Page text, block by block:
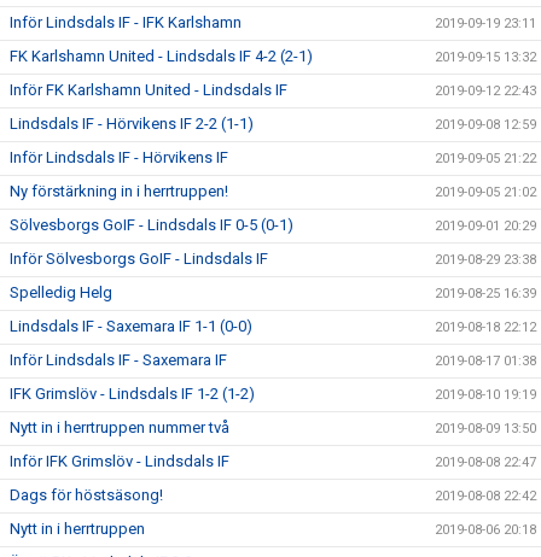
Inför Lindsdals IF - IFK Karlshamn 2019-09-19 23:11
FK Karlshamn United - Lindsdals IF 4-2 (2-1) 2019-09-15 13:32
Inför FK Karlshamn United - Lindsdals IF 2019-09-12 22:43
Lindsdals IF - Hörvikens IF 2-2 (1-1) 2019-09-08 12:59
Inför Lindsdals IF - Hörvikens IF 2019-09-05 21:22
Ny förstärkning in i herrtruppen! 2019-09-05 21:02
Sölvesborgs GoIF - Lindsdals IF 0-5 (0-1) 2019-09-01 20:29
Inför Sölvesborgs GoIF - Lindsdals IF 2019-08-29 23:38
Spelledig Helg 2019-08-25 16:39
Lindsdals IF - Saxemara IF 1-1 (0-0) 2019-08-18 22:12
Inför Lindsdals IF - Saxemara IF 2019-08-17 01:38
IFK Grimslöv - Lindsdals IF 1-2 (1-2) 2019-08-10 19:19
Nytt in i herrtruppen nummer två 2019-08-09 13:50
Inför IFK Grimslöv - Lindsdals IF 2019-08-08 22:47
Dags för höstsäsong! 2019-08-08 22:42
Nytt in i herrtruppen 2019-08-06 20:18